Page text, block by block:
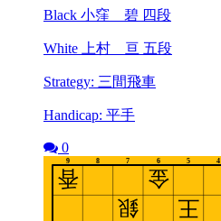
Black 小窪 碧 四段
White 上村 亘 五段
Strategy: 三間飛車
Handicap: 平手
0